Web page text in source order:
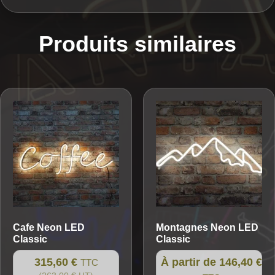
Produits similaires
Cafe Neon LED
Classic
315,60 € TTC
MontagnesNeon LED
Classic
À partir de 146,40 €